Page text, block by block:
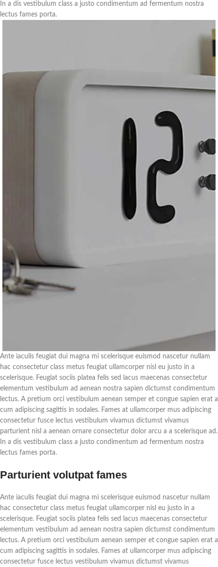
In a dis vestibulum class a justo condimentum ad fermentum nostra
lectus fames porta.
Ante iaculis feugiat dui magna mi scelerisque euismod nascetur nullam
hac consectetur class metus feugiat ullamcorper nisl eu justo in a
scelerisque. Feugiat sociis platea felis sed lacus maecenas consectetur
elementum vestibulum ad aenean nostra sapien dictumst condimentum
lectus. A pretium orci vestibulum aenean semper et congue sapien erat a
cum adipiscing sagittis in sodales. Fames at ullamcorper mus adipiscing
consectetur fusce lectus vestibulum vivamus dictumst vivamus
parturient nisl a aenean ornare consectetur dolor arcu a a scelerisque ad.
In a dis vestibulum class a justo condimentum ad fermentum nostra
lectus fames porta.
Parturient volutpat fames
Ante iaculis feugiat dui magna mi scelerisque euismod nascetur nullam
hac consectetur class metus feugiat ullamcorper nisl eu justo in a
scelerisque. Feugiat sociis platea felis sed lacus maecenas consectetur
elementum vestibulum ad aenean nostra sapien dictumst condimentum
lectus. A pretium orci vestibulum aenean semper et congue sapien erat a
cum adipiscing sagittis in sodales. Fames at ullamcorper mus adipiscing
consectetur fusce lectus vestibulum vivamus dictumst vivamus